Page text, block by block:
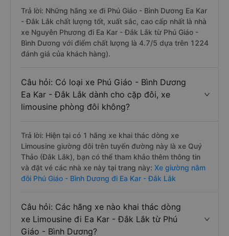
Trả lời: Những hãng xe đi Phú Giáo - Bình Dương Ea Kar
- Đắk Lắk chất lượng tốt, xuất sắc, cao cấp nhất là nhà
xe Nguyên Phương đi Ea Kar - Đắk Lắk từ Phú Giáo -
Bình Dương với điểm chất lượng là 4.7/5 dựa trên 1224
đánh giá của khách hàng).
Câu hỏi: Có loại xe Phú Giáo - Bình Dương
Ea Kar - Đắk Lắk dành cho cặp đôi, xe
limousine phòng đôi không?
Trả lời: Hiện tại có 1 hãng xe khai thác dòng xe
Limousine giường đôi trên tuyến đường này là xe Quý
Thảo (Đắk Lắk), bạn có thể tham khảo thêm thông tin
và đặt vé các nhà xe này tại trang này: Xe giường nằm
đôi Phú Giáo - Bình Dương đi Ea Kar - Đắk Lắk
Câu hỏi: Các hãng xe nào khai thác dòng
xe Limousine đi Ea Kar - Đắk Lắk từ Phú
Giáo - Bình Dương?